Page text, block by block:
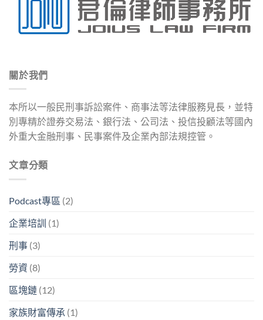
關於我們
本所以一般民刑事訴訟案件、商事法等法律服務見長，並特
別專精於證券交易法、銀行法、公司法、投信投顧法等國內
外重大金融刑事、民事案件及企業內部法規控管。
文章分類
Podcast專區 (2)
企業培訓 (1)
刑事 (3)
勞資 (8)
區塊鏈 (12)
家族財富傳承 (1)